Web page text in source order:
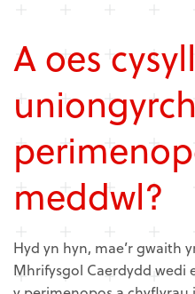
A oes
meddwl?
Hyd yn hyn, mae’r gwaith
Mhrifysgol Caerdydd wedi